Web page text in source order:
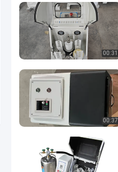
00:31
00:37